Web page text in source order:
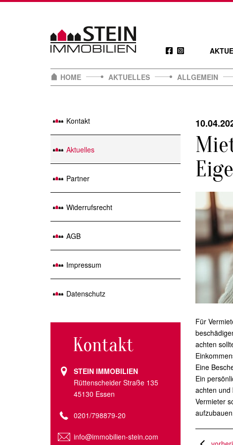
HOME AKTUELLES ALLGEMEIN
Für
achten
Eine
Ein
achten und
Vermieter
Kontakt
Aktuelles
Partner
Widerrufsrecht
AGB
Impressum
Datenschutz
Kontakt
STEIN IMMOBILIEN
Rüttenscheider Straße 135
45130 Essen
0201/798879-20
info@immobilien-stein.com